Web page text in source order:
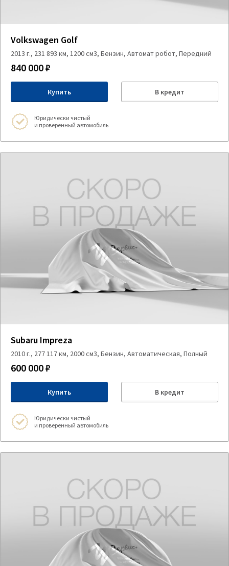
Volkswagen Golf
2013 г., 231 893 км, 1200 см3, Бензин, Автомат робот, Передний
840 000 ₽
Купить В кредит
Юридически чистый
и проверенный автомобиль
Subaru Impreza
2010 г., 277 117 км, 2000 см3, Бензин, Автоматическая, Полный
600 000 ₽
Купить В кредит
Юридически чистый
и проверенный автомобиль